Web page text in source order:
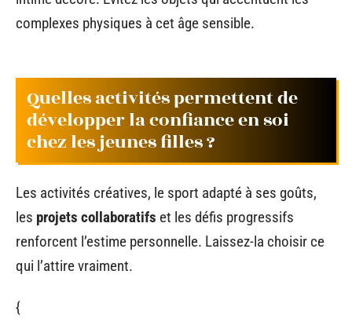
complexes physiques à cet âge sensible.
Quelles activités permettent de
développer la confiance en soi
chez les jeunes filles ?
Les activités créatives, le sport adapté à ses goûts,
les projets collaboratifs et les défis progressifs
renforcent l’estime personnelle. Laissez-la choisir ce
qui l’attire vraiment.
{